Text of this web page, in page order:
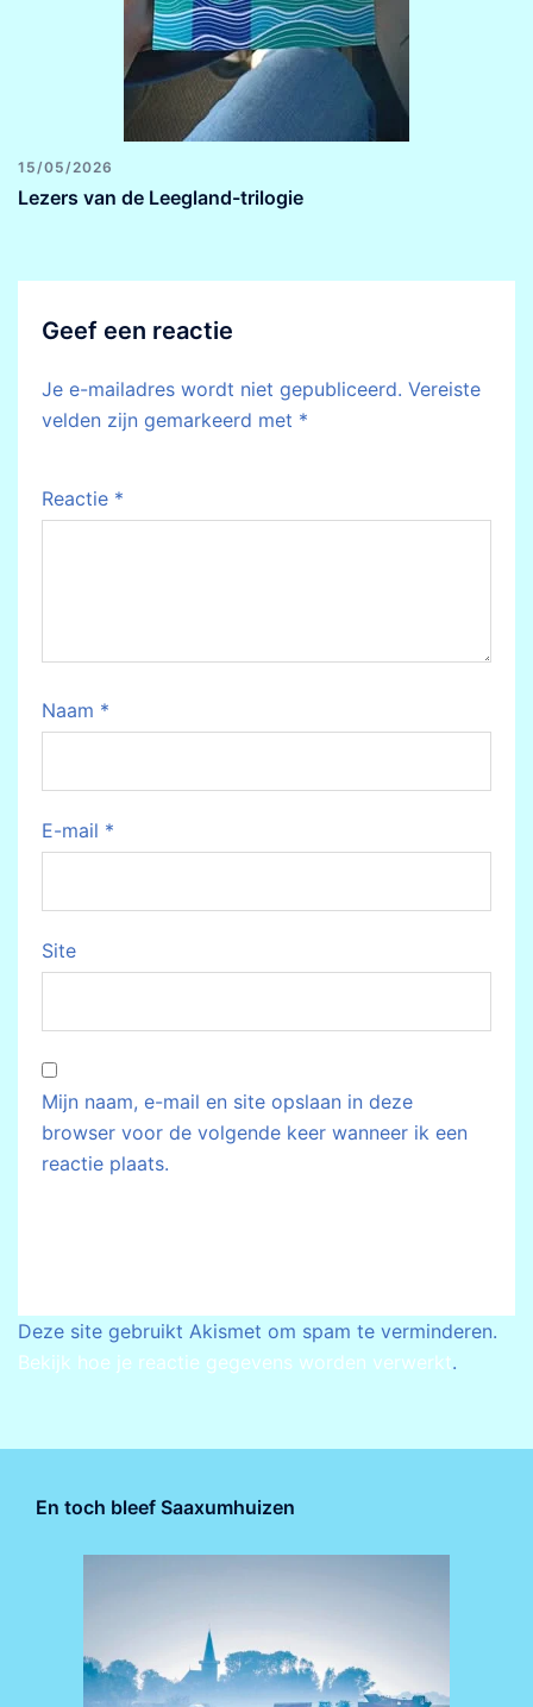
15/05/2026
Lezers van de Leegland-trilogie
Geef een reactie
Je e-mailadres wordt niet gepubliceerd. Vereiste
velden zijn gemarkeerd met *
Reactie *
Naam *
E-mail *
Site
Mijn naam, e-mail en site opslaan in deze
browser voor de volgende keer wanneer ik een
reactie plaats.
Deze site gebruikt Akismet om spam te verminderen.
Bekijk hoe je reactie gegevens worden verwerkt.
En toch bleef Saaxumhuizen